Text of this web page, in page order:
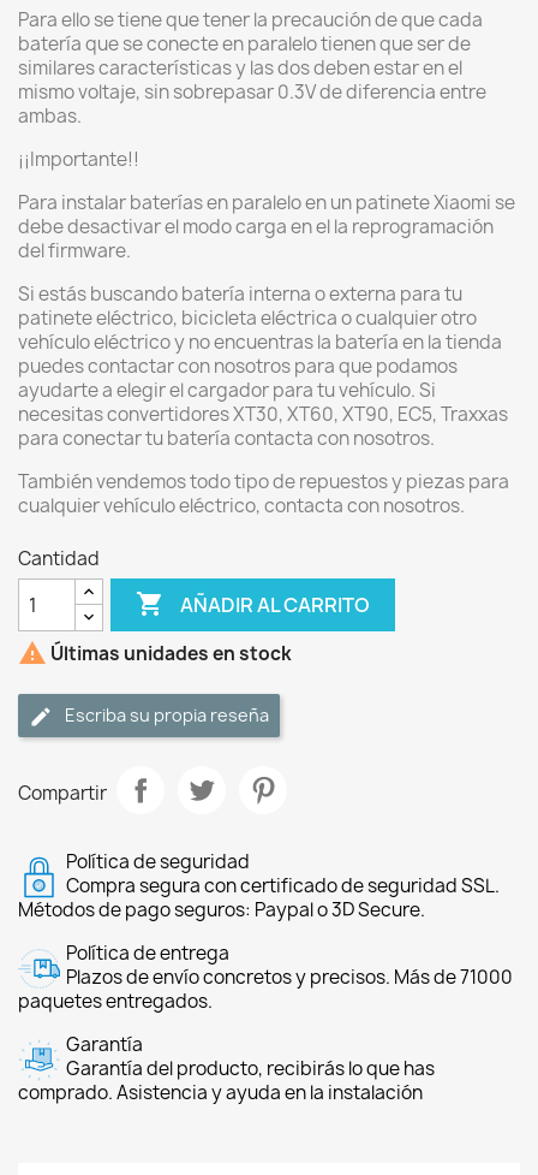
Para ello se tiene que tener la precaución de que cada
batería que se conecte en paralelo tienen que ser de
similares características y las dos deben estar en el
mismo voltaje, sin sobrepasar 0.3V de diferencia entre
ambas.
¡¡Importante!!
Para instalar baterías en paralelo en un patinete Xiaomi se
debe desactivar el modo carga en el la reprogramación
del firmware.
Si estás buscando batería interna o externa para tu
patinete eléctrico, bicicleta eléctrica o cualquier otro
vehículo eléctrico y no encuentras la batería en la tienda
puedes contactar con nosotros para que podamos
ayudarte a elegir el cargador para tu vehículo. Si
necesitas convertidores XT30, XT60, XT90, EC5, Traxxas
para conectar tu batería contacta con nosotros.
También vendemos todo tipo de repuestos y piezas para
cualquier vehículo eléctrico, contacta con nosotros.
Cantidad
 AÑADIR AL CARRITO
 Últimas unidades en stock
Escriba su propia reseña
Compartir
Política de seguridad
Compra segura con certificado de seguridad SSL.
Métodos de pago seguros: Paypal o 3D Secure.
Política de entrega
Plazos de envío concretos y precisos. Más de 71000
paquetes entregados.
Garantía
Garantía del producto, recibirás lo que has
comprado. Asistencia y ayuda en la instalación